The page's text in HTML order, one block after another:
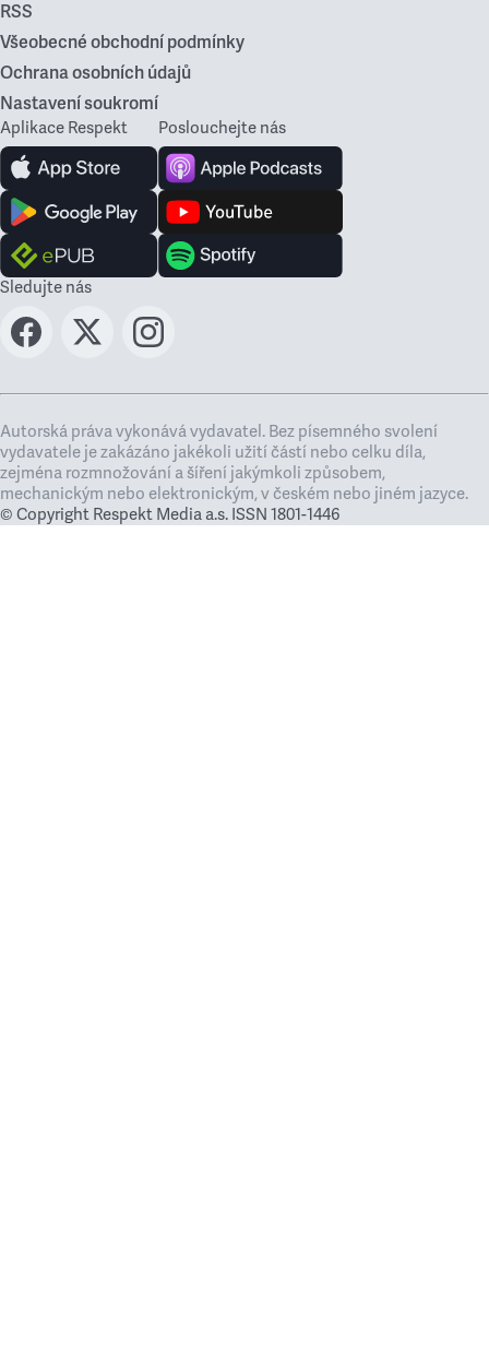
RSS
Všeobecné obchodní podmínky
Ochrana osobních údajů
Nastavení soukromí
Aplikace Respekt Poslouchejte nás
Sledujte nás
Autorská práva vykonává vydavatel. Bez písemného svolení
vydavatele je zakázáno jakékoli užití částí nebo celku díla,
zejména rozmnožování a šíření jakýmkoli způsobem,
mechanickým nebo elektronickým, v českém nebo jiném jazyce.
© Copyright Respekt Media a.s. ISSN 1801-1446